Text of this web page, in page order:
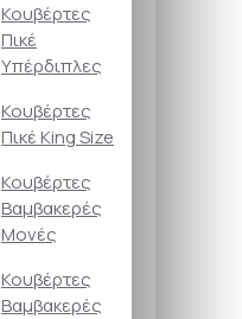
Κουβέρτες
Πικέ
Υπέρδιπλες
Κουβέρτες
Πικέ King Size
Κουβέρτες
Βαμβακερές
Μονές
Κουβέρτες
Βαμβακερές